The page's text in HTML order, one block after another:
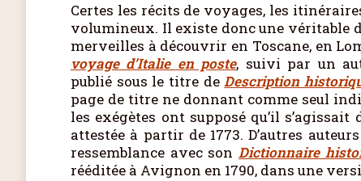
Certes les récits de voyages, les
volumineux. Il existe donc une véritable
merveilles à découvrir en Toscane, en
voyage d’Italie en poste, suivi par un
publié sous le titre deDescription
page de titre ne donnant comme seul
les exégètes ont supposé qu’il
attestée à partir de 1773. D’autres
ressemblance avec son Dictionnaire
rééditée à Avignon en 1790, dans une